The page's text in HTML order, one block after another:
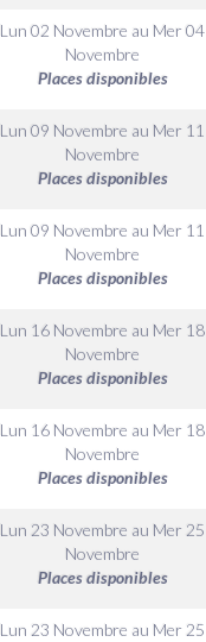
Lun 02 Novembre au Mer 04
Novembre
Places disponibles
Lun 09 Novembre au Mer 11
Novembre
Places disponibles
Lun 09 Novembre au Mer 11
Novembre
Places disponibles
Lun 16 Novembre au Mer 18
Novembre
Places disponibles
Lun 16 Novembre au Mer 18
Novembre
Places disponibles
Lun 23 Novembre au Mer 25
Novembre
Places disponibles
Lun 23 Novembre au Mer 25